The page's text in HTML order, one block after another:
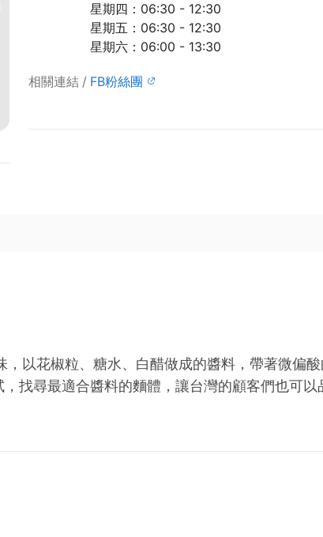
星期四：06:30 - 12:30
星期五：06:30 - 12:30
星期六：06:00 - 13:30
相關連結 FB粉絲團
以花椒粒、糖水、白醋做成的醬料，帶著微偏
找尋最適合醬料的麵體，讓台灣的顧客們也可以